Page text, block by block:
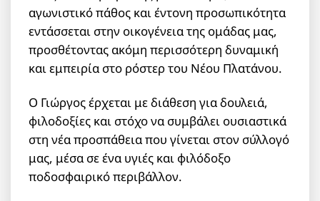
αγωνιστικό πάθος και έντονη προσωπικότητα
εντάσσεται στην οικογένεια της ομάδας μας,
προσθέτοντας ακόμη περισσότερη δυναμική
και εμπειρία στο ρόστερ του Νέου Πλατάνου.
Ο Γιώργος έρχεται με διάθεση για δουλειά,
φιλοδοξίες και στόχο να συμβάλει ουσιαστικά
στη νέα προσπάθεια που γίνεται στον σύλλογό
μας, μέσα σε ένα υγιές και φιλόδοξο
ποδοσφαιρικό περιβάλλον.